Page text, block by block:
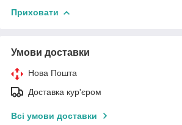
Приховати
Умови доставки
Нова Пошта
Доставка кур'єром
Всі умови доставки